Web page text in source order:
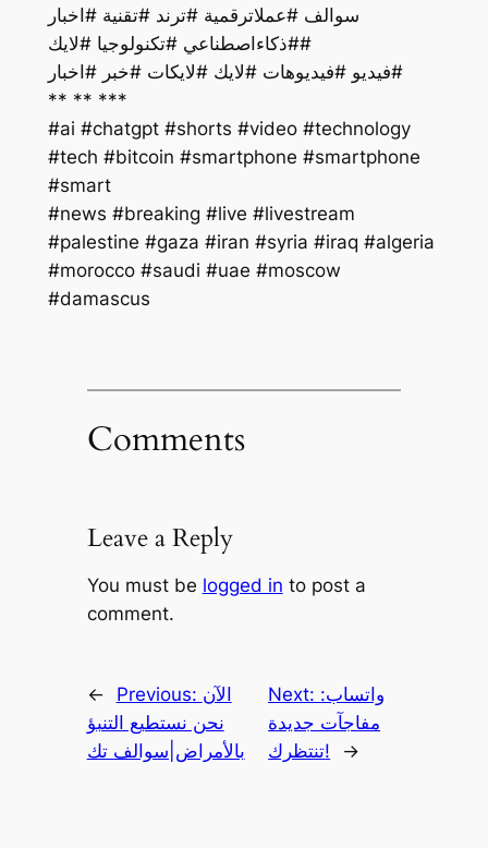
سوالف #عملاترقمية #ترند #تقنية #اخبار
#ذكاءاصطناعي #تكنولوجيا #لايك#
فيديو #فيديوهات #لايك #لايكات #خبر #اخبار#
** ** ***
#ai #chatgpt #shorts #video #technology
#tech #bitcoin #smartphone #smartphone
#smart
#palestine #gaza #iran #syria #iraq #algeria
#morocco #saudi #uae #moscow
#damascus
Comments
Leave a Reply
You must be logged in to post a
comment.
← Previous: الآن
نحن نستطيع التنبؤ
بالأمراض|سوالف تك
Next: واتساب:
مفاجآت جديدة
تنتظرك!
→